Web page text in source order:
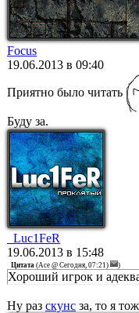
Focus
19.06.2013 в 09:40
Приятно было читать
Буду за.
_Luc1FeR
19.06.2013 в 15:48
Цитата (Ace @ Сегодня, 07:21) )
Хороший игрок и
Ну раз скунс за, то я